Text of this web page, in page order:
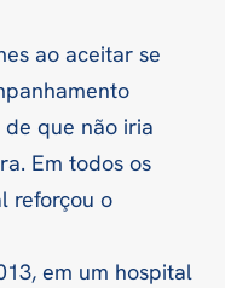
ao aceitar se
de que não iria
Em todos os
reforçou o
em um hospital